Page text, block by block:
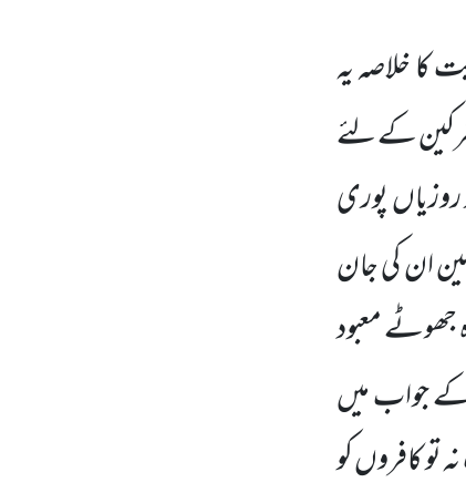
کا خلاصہ یہ
کے لئے
پوری
ان کیجان
معبود
جواب میں
کافروں کو